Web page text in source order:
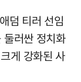
덤 티러 선임
러싼 정치화
게 강화된 사